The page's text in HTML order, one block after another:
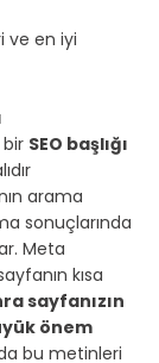
ve en iyi
bir SEO başlığı
arama
sonuçlarında
Meta
kısa
sayfanızın
önem
bu metinleri